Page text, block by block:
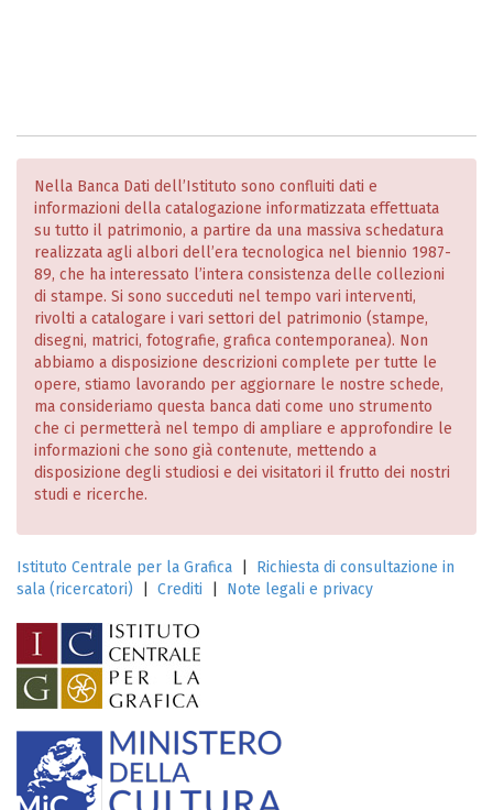
Nella Banca Dati dell’Istituto sono confluiti dati e
informazioni della catalogazione informatizzata effettuata
su tutto il patrimonio, a partire da una massiva schedatura
realizzata agli albori dell’era tecnologica nel biennio 1987-
89, che ha interessato l’intera consistenza delle collezioni
di stampe. Si sono succeduti nel tempo vari interventi,
rivolti a catalogare i vari settori del patrimonio (stampe,
disegni, matrici, fotografie, grafica contemporanea). Non
abbiamo a disposizione descrizioni complete per tutte le
opere, stiamo lavorando per aggiornare le nostre schede,
ma consideriamo questa banca dati come uno strumento
che ci permetterà nel tempo di ampliare e approfondire le
informazioni che sono già contenute, mettendo a
disposizione degli studiosi e dei visitatori il frutto dei nostri
studi e ricerche.
Istituto Centrale per la Grafica
Richiesta di consultazione in
sala (ricercatori)
Crediti Note legali e privacy